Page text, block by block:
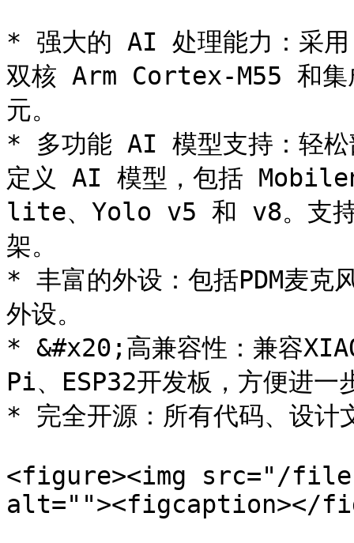
* 强大的 AI 处理能力：采
双核 Arm Cortex-M55 和
元。
* 多功能 AI 模型支持：轻
定义 AI 模型，包括
lite、Yolo v5 和 v8。支
架。
* 丰富的外设：包括PDM麦克
外设。
* &#x20;高兼容性：兼容
Pi、ESP32开发板，方便进一
* 完全开源：所有代码、设计
<figure><img src="/files/
alt=""><figcaption></